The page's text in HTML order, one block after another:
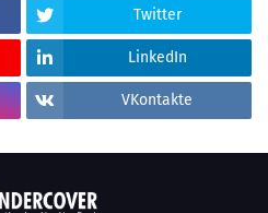
Twitter
LinkedIn
VKontakte